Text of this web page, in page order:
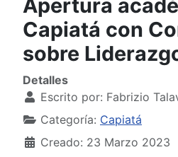
Apertura
Capiatá con
sobre
Detalles
Escrito por: Fabrizio
Categoría: Capiatá
Creado: 23 Marzo 2023